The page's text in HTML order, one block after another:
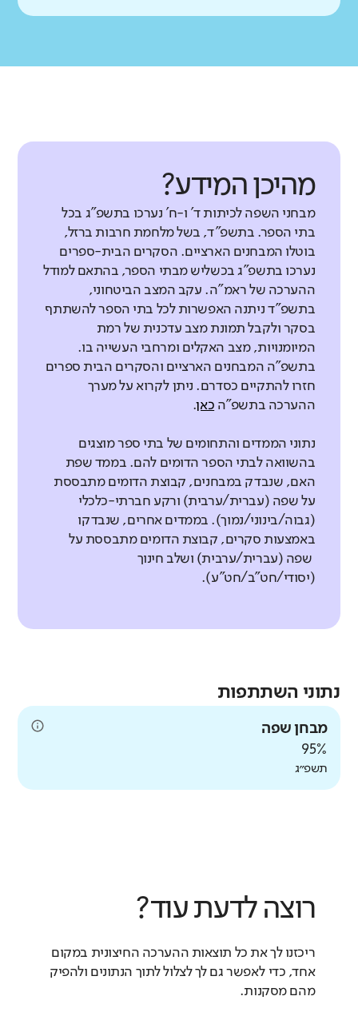
מהיכן המידע?
מבחני השפה לכיתות ד' ו-ח' נערכו בתשפ"ג בכל
בתי הספר. בתשפ"ד, בשל מלחמת חרבות ברזל,
בוטלו המבחנים הארציים. הסקרים הבית-ספרים
נערכו בתשפ"ג בכשליש מבתי הספר, בהתאם למודל
ההערכה של ראמ"ה. עקב המצב הביטחוני,
בתשפ"ד ניתנה האפשרות לכל בתי הספר להשתתף
בסקר ולקבל תמונת מצב עדכנית של רמת
המיומנויות, מצב האקלים ומרחבי העשייה בו.
בתשפ"ה המבחנים הארציים והסקרים הבית ספרים
חזרו להתקיים כסדרם. ניתן לקרוא על מערך
ההערכה בתשפ"ה כאן.
נתוני הממדים והתחומים של בתי ספר מוצגים
בהשוואה לבתי הספר הדומים להם. בממד שפת
האם, שנבדק במבחנים, קבוצת הדומים מתבססת
על שפה (עברית/ערבית) ורקע חברתי-כלכלי
(גבוה/בינוני/נמוך). בממדים אחרים, שנבדקו
באמצעות סקרים, קבוצת הדומים מתבססת על
שפה (עברית/ערבית) ושלב חינוך
(יסודי/חט"ב/חט"ע).
נתוני השתתפות
מבחן שפה
95%
תשפ״ג
רוצה לדעת עוד?
ריכזנו לך את כל תוצאות ההערכה החיצונית במקום
אחד, כדי לאפשר גם לך לצלול לתוך הנתונים ולהפיק
מהם מסקנות.